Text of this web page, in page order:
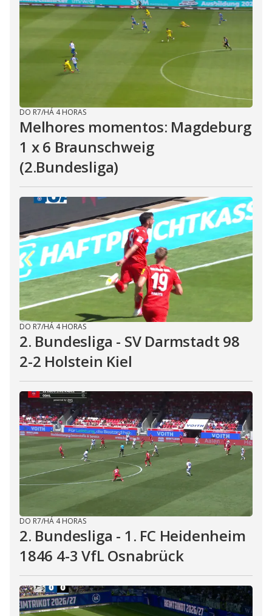
DO R7/HÁ 4 HORAS
Melhores momentos: Magdeburg
1 x 6 Braunschweig
(2.Bundesliga)
DO R7/HÁ 4 HORAS
2. Bundesliga - SV Darmstadt 98
2-2 Holstein Kiel
DO R7/HÁ 4 HORAS
2. Bundesliga - 1. FC Heidenheim
1846 4-3 VfL Osnabrück